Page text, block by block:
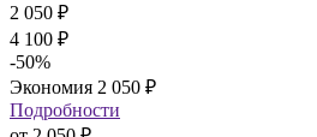
2 050 ₽
4 100 ₽
-50%
Экономия 2 050 ₽
Подробности